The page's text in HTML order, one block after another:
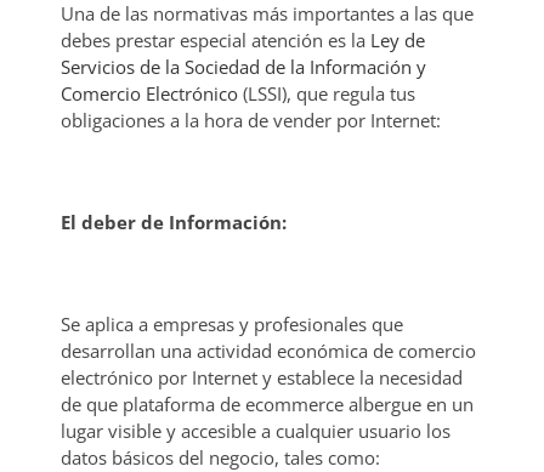
Una de las normativas más importantes a las que
debes prestar especial atención es la Ley de
Servicios de la Sociedad de la Información y
Comercio Electrónico (LSSI), que regula tus
obligaciones a la hora de vender por Internet:
El deber de Información:
Se aplica a empresas y profesionales que
desarrollan una actividad económica de comercio
electrónico por Internet y establece la necesidad
de que plataforma de ecommerce albergue en un
lugar visible y accesible a cualquier usuario los
datos básicos del negocio, tales como: